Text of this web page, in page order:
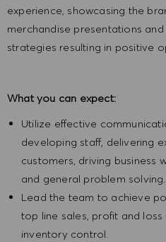
experience, showcasing the
merchandise presentations
strategies resulting in positive
What you can expect:
Utilize effective
developing staff, delivering
customers, driving business
and general problem solving.
Lead the team to achieve
top line sales, profit and
inventory control.